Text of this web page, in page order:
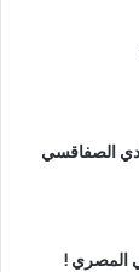
الصفاقسي
المصري !